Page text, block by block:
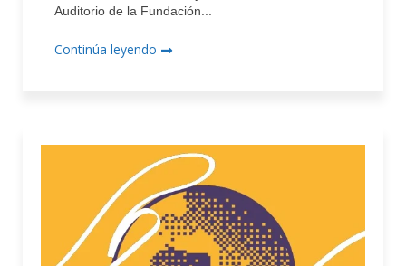
Auditorio de la Fundación...
Continúa leyendo